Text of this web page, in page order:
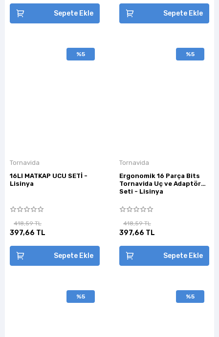
Sepete Ekle Sepete Ekle
%5
Tornavida
16LI MATKAP UCU SETİ -
Lisinya
418,59 TL
397,66 TL
Sepete Ekle
%5
Tornavida
Ergonomik 16 Parça Bits
Tornavida Uç ve Adaptör
Seti - Lisinya
418,59 TL
397,66 TL
Sepete Ekle
%5 %5